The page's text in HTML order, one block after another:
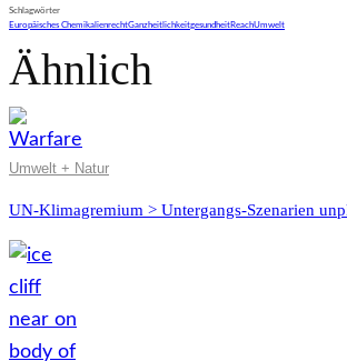
Schlagwörter
Europäisches ChemikalienrechtGanzheitlichkeitgesundheitReachUmwelt
Ähnlich
Umwelt + Natur
UN-Klimagremium > Untergangs-Szenarien